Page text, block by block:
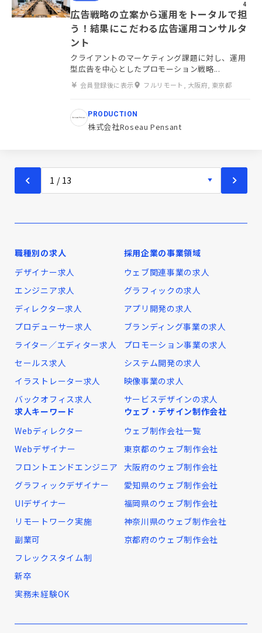
4
広告戦略の立案から運用をトータルで担
う！結果にこだわる広告運用コンサルタ
ント
クライアントのマーケティング課題に対し、運用
型広告を中心としたプロモーション戦略...
会員登録後に表示 フルリモート, 大阪府, 東京都
PRODUCTION
株式会社Roseau Pensant
職種別の求人
デザイナー求人
エンジニア求人
ディレクター求人
プロデューサー求人
ライター／エディター求人
セールス求人
イラストレーター求人
バックオフィス求人
採用企業の事業領域
ウェブ関連事業の求人
グラフィックの求人
アプリ開発の求人
ブランディング事業の求人
プロモーション事業の求人
システム開発の求人
映像事業の求人
サービスデザインの求人
求人キーワード
Webディレクター
Webデザイナー
フロントエンドエンジニア
グラフィックデザイナー
UIデザイナー
リモートワーク実施
副業可
フレックスタイム制
新卒
実務未経験OK
ウェブ・デザイン制作会社
ウェブ制作会社一覧
東京都のウェブ制作会社
大阪府のウェブ制作会社
愛知県のウェブ制作会社
福岡県のウェブ制作会社
神奈川県のウェブ制作会社
京都府のウェブ制作会社